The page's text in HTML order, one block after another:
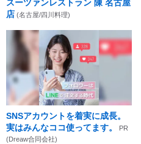
スーツァンレストラン 陳 名古屋
店 (名古屋/四川料理)
SNSアカウントを着実に成長。
実はみんなココ使ってます。
PR
(Dreaw合同会社)